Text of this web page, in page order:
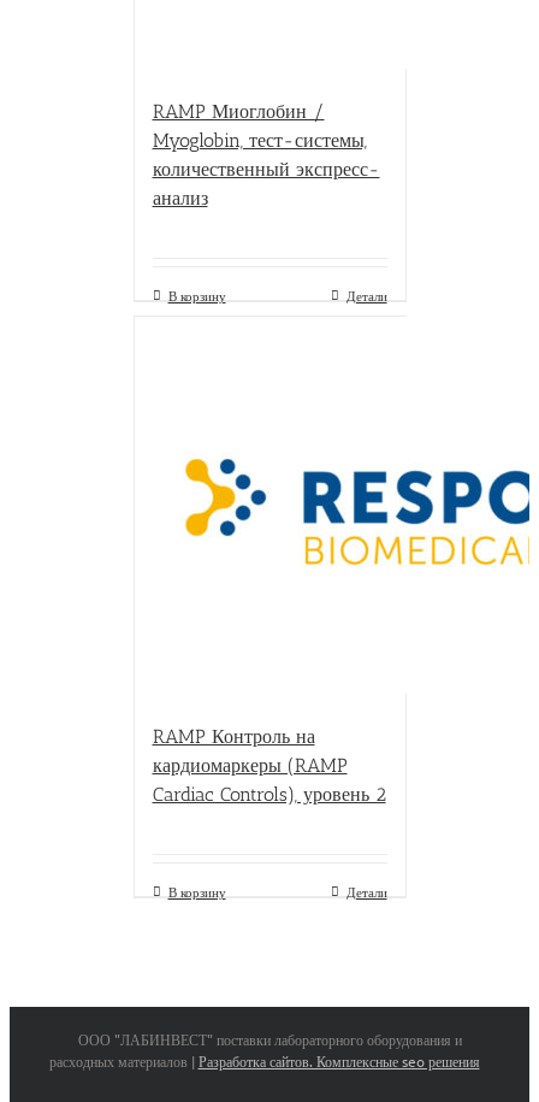
RAMP Миоглобин /
Myoglobin, тест-системы,
количественный экспресс-
анализ
В корзину Детали
RAMP Контроль на
кардиомаркеры (RAMP
Cardiac Controls), уровень 2
В корзину Детали
ООО "ЛАБИНВЕСТ" поставки лабораторного оборудования и
расходных материалов | Разработка сайтов. Комплексные seo решения